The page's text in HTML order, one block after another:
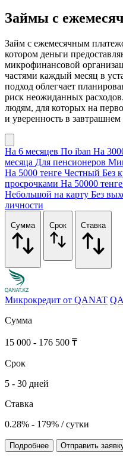
Займы с
Займ с ежемесячным
котором деньги
микрофинансовой
частями каждый месяц в
подход облегчает
риск неожиданных
людям, для которых на
и уверенность в завтрашнем
На 6 месяцев По iban На
месяца Для пенсионеров
На 5000 тенге Честный Без
просрочками На 50000 тенге
Небольшой на карту Без
личности
Сумма Срок Ставка
Микрокредит от QANAT
Сумма
15 000 - 176 500 ₸
Срок
5 - 30 дней
Ставка
0.28% - 179% / сутки
Подробнее Отправить